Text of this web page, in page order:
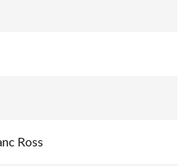
Ross